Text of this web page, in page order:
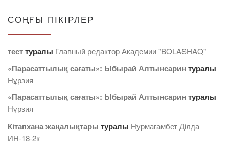
СОҢҒЫ ПІКІРЛЕР
тесттуралы Главный редактор Академии "BOLASHAQ"
«Парасаттылық сағаты»: Ыбырай Алтынсарин туралы
Нұрзия
«Парасаттылық сағаты»: Ыбырай Алтынсарин туралы
Нұрзия
Кітапхана жаңалықтары туралы Нурмагамбет Дiлда
ИН-18-2к